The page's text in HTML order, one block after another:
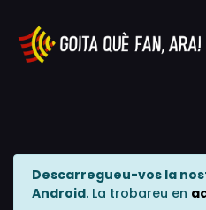
Descarregueu-vos la
Android. La trobareu en